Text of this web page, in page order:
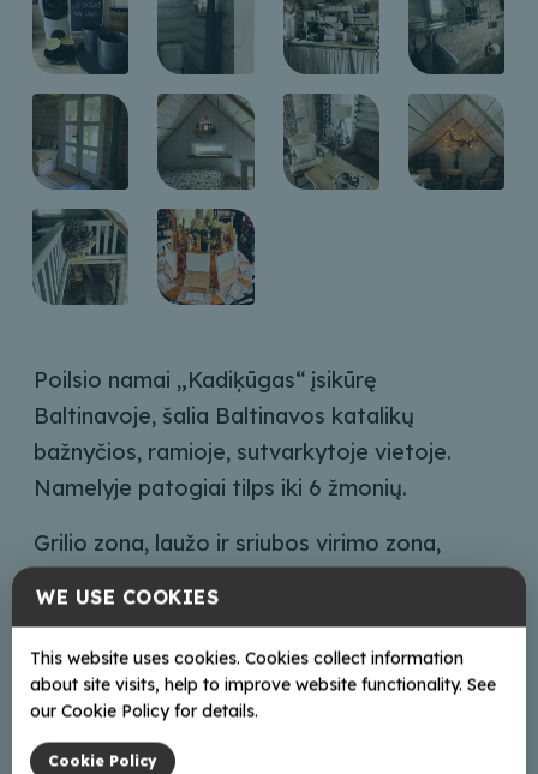
Poilsio namai „Kadiķūgas“ įsikūrę
Baltinavoje, šalia Baltinavos katalikų
bažnyčios, ramioje, sutvarkytoje vietoje.
Namelyje patogiai tilps iki 6 žmonių.
Grilio zona, laužo ir sriubos virimo zona,
Adresas
WE USE COOKIES
This website uses cookies. Cookies collect information
about site visits, help to improve website functionality. See
our Cookie Policy for details.
Cookie Policy